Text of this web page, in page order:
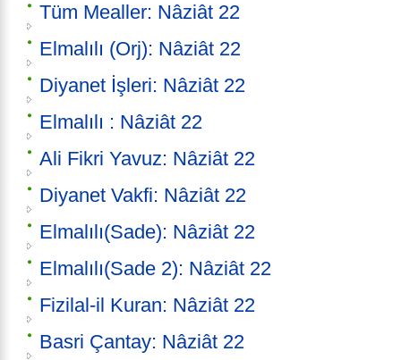
Tüm Mealler: Nâziât 22
Elmalılı (Orj): Nâziât 22
Diyanet İşleri: Nâziât 22
Elmalılı : Nâziât 22
Ali Fikri Yavuz: Nâziât 22
Diyanet Vakfi: Nâziât 22
Elmalılı(Sade): Nâziât 22
Elmalılı(Sade 2): Nâziât 22
Fizilal-il Kuran: Nâziât 22
Basri Çantay: Nâziât 22